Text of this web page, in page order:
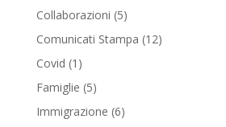
Collaborazioni (5)
Comunicati Stampa (12)
Covid (1)
Famiglie (5)
Immigrazione (6)